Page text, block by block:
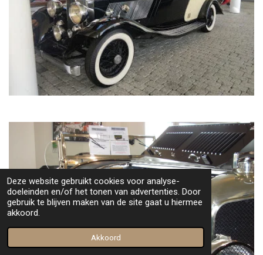
Deze website gebruikt cookies voor analyse-
doeleinden en/of het tonen van advertenties. Door
gebruik te blijven maken van de site gaat u hiermee
akkoord.
Akkoord